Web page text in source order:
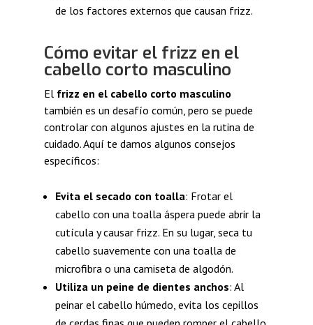
de los factores externos que causan frizz.
Cómo evitar el frizz en el
cabello corto masculino
El frizz en el cabello corto masculino
también es un desafío común, pero se puede
controlar con algunos ajustes en la rutina de
cuidado. Aquí te damos algunos consejos
específicos:
Evita el secado con toalla: Frotar el
cabello con una toalla áspera puede abrir la
cutícula y causar frizz. En su lugar, seca tu
cabello suavemente con una toalla de
microfibra o una camiseta de algodón.
Utiliza un peine de dientes anchos: Al
peinar el cabello húmedo, evita los cepillos